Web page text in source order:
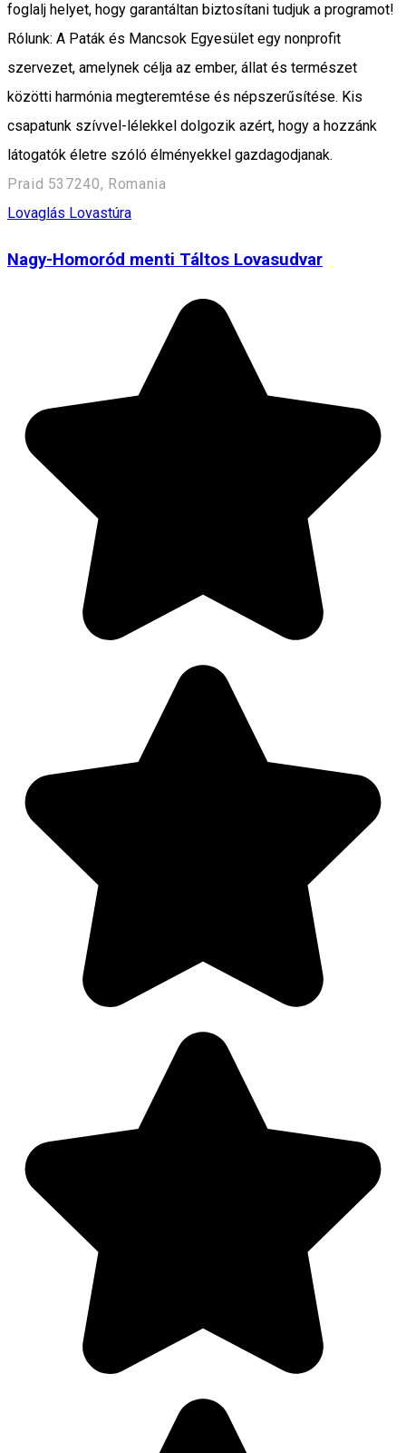
foglalj helyet, hogy garantáltan biztosítani tudjuk a programot!
Rólunk: A Paták és Mancsok Egyesület egy nonprofit
szervezet, amelynek célja az ember, állat és természet
közötti harmónia megteremtése és népszerűsítése. Kis
csapatunk szívvel-lélekkel dolgozik azért, hogy a hozzánk
látogatók életre szóló élményekkel gazdagodjanak.
Praid 537240, Romania
Lovaglás Lovastúra
Nagy-Homoród menti Táltos Lovasudvar